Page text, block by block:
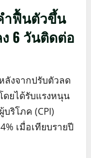
ำฟื้นตัวขึ้น
6 วันติดต่อ
งจากปรับตัวลด
ดยได้รับแรงหนุน
ริโภค (CPI)
เมื่อเทียบรายปี